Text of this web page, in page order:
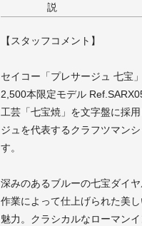
説
【スタッフコメント】
セイコー「プレサージュ 七宝
2,500本限定モデル
工芸「七宝焼」を文字盤に採
ジュを代表するクラフツマン
す。
深みのあるブルーの七宝ダイ
作業によって仕上げられた美
魅力。クラシカルなローマン